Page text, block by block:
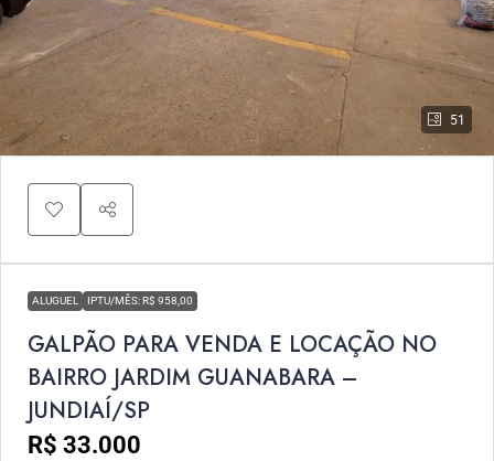
51
ALUGUEL IPTU/MÊS: R$ 958,00
GALPÃO PARA VENDA E LOCAÇÃO NO
BAIRRO JARDIM GUANABARA –
JUNDIAÍ/SP
R$ 33.000